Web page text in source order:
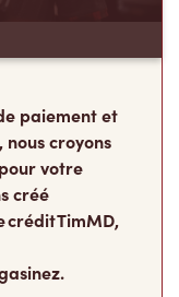
paiement et
nous croyons
votre
créé
crédit TimMD,